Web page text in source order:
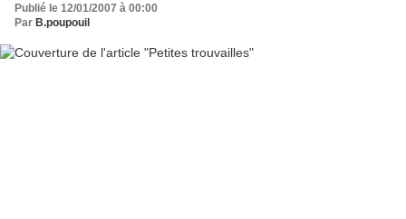
Publié le 12/01/2007 à 00:00
Par B.poupouil